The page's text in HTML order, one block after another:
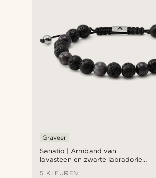
Sanatio | Armband van
lavasteen en zwarte labradoriet
Graveer
5 KLEUREN